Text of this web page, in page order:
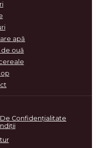
apă
ouă
Confidenţialitate
ţii